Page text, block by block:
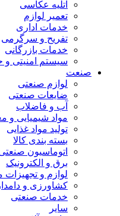
آتلیه عکاسی
تعمیر لوازم
خدمات اداری
تفریح و سرگرمی
خدمات بازرگانی
سیستم امنیتی و
صنعت
لوازم صنعتی
ضایعات صنعتی
آب و فاضلاب
مواد شیمیایی و
تولید مواد غذایی
بسته بندی کالا
اتوماسیون
برق و الکترونیک
لوازم و تجهیزات
کشاورزی و
خدمات صنعتی
سایر